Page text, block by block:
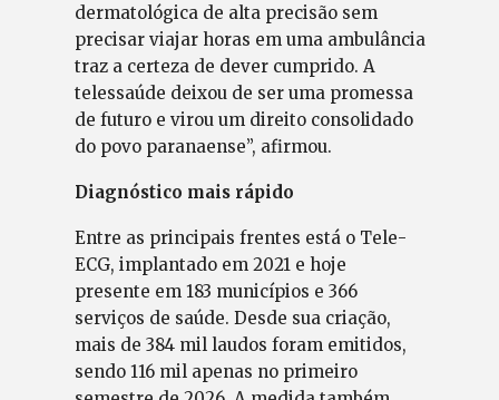
dermatológica de alta precisão sem
precisar viajar horas em uma ambulância
traz a certeza de dever cumprido. A
telessaúde deixou de ser uma promessa
de futuro e virou um direito consolidado
do povo paranaense”, afirmou.
Diagnóstico mais rápido
Entre as principais frentes está o Tele-
ECG, implantado em 2021 e hoje
presente em 183 municípios e 366
serviços de saúde. Desde sua criação,
mais de 384 mil laudos foram emitidos,
sendo 116 mil apenas no primeiro